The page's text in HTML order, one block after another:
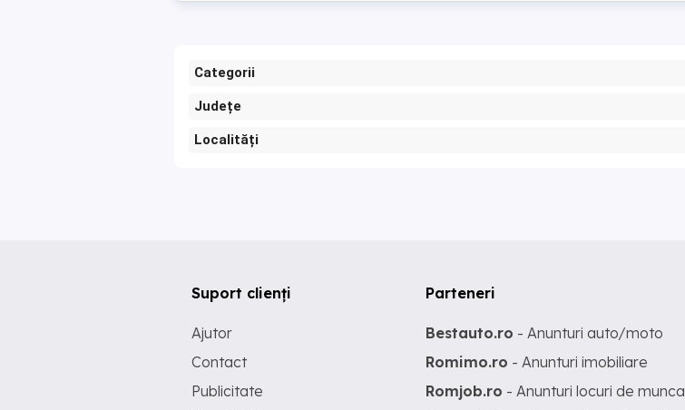
Categorii
Județe
Localități
Suport clienți
Ajutor
Contact
Publicitate
Parteneri
Bestauto.ro - Anunturi auto/moto
Romimo.ro - Anunturi imobiliare
Romjob.ro - Anunturi locuri de munca